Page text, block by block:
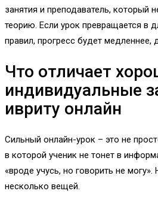
занятия и преподаватель, который
теорию. Если урок превращается в
правил, прогресс будет медленнее,
Что отличает
индивидуальные
ивриту онлайн
Сильный онлайн-урок – это не
в которой ученик не тонет в
«вроде учусь, но говорить не
несколько вещей.